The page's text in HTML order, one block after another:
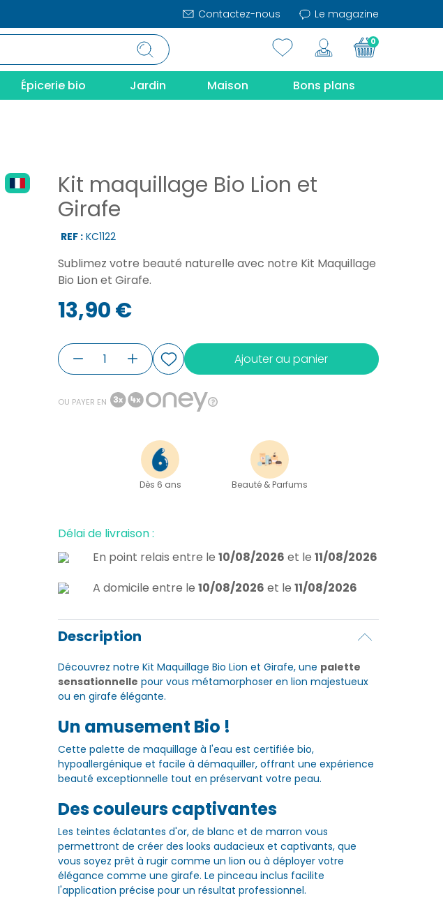
Contactez-nous Le magazine
0
Épicerie bio Jardin Maison Bons plans
Kit maquillage Bio Lion et
Girafe
REF : KC1122
Sublimez votre beauté naturelle avec notre Kit Maquillage
Bio Lion et Girafe.
13,90 €
Ajouter au panier
OU PAYER EN
Dès 6 ans Beauté & Parfums
Délai de livraison :
En point relais entre le 10/08/2026 et le 11/08/2026
A domicile entre le 10/08/2026 et le 11/08/2026
Description
Découvrez notre Kit Maquillage Bio Lion et Girafe, une palette
sensationnelle pour vous métamorphoser en lion majestueux
ou en girafe élégante.
Un amusement Bio !
Cette palette de maquillage à l'eau est certifiée bio,
hypoallergénique et facile à démaquiller, offrant une expérience
beauté exceptionnelle tout en préservant votre peau.
Des couleurs captivantes
Les teintes éclatantes d'or, de blanc et de marron vous
permettront de créer des looks audacieux et captivants, que
vous soyez prêt à rugir comme un lion ou à déployer votre
élégance comme une girafe. Le pinceau inclus facilite
l'application précise pour un résultat professionnel.